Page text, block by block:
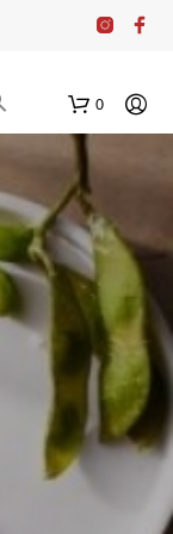
0